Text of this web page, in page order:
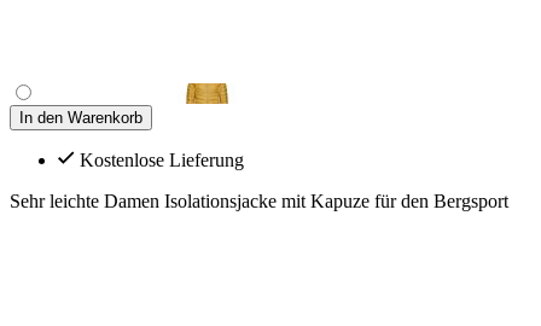
In den Warenkorb
Kostenlose Lieferung
Sehr leichte Damen Isolationsjacke mit Kapuze für den Bergsport